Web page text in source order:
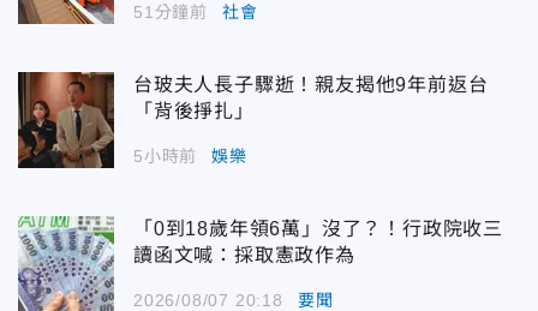
51分鐘前 社會
台玻夫人長子驟逝！親友揭他9年前返台
「背後掙扎」
5小時前 娛樂
「0到18歲年領6萬」沒了？！行政院收三
讀函文喊：採取憲政作為
2026/08/07 20:18 要聞